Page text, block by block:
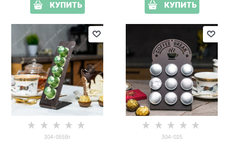
КУПИТЬ КУПИТЬ
304-055Br 304-025